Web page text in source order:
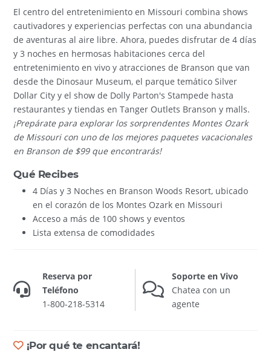
El centro del entretenimiento en Missouri combina shows
cautivadores y experiencias perfectas con una abundancia
de aventuras al aire libre. Ahora, puedes disfrutar de 4 días
y 3 noches en hermosas habitaciones cerca del
entretenimiento en vivo y atracciones de Branson que van
desde the Dinosaur Museum, el parque temático Silver
Dollar City y el show de Dolly Parton's Stampede hasta
restaurantes y tiendas en Tanger Outlets Branson y malls.
¡Prepárate para explorar los sorprendentes Montes Ozark
de Missouri con uno de los mejores paquetes vacacionales
en Branson de $99 que encontrarás!
Qué Recibes
4 Días y 3 Noches en Branson Woods Resort, ubicado
en el corazón de los Montes Ozark en Missouri
Acceso a más de 100 shows y eventos
Lista extensa de comodidades
Reserva por
Teléfono
1-800-218-5314
Soporte en Vivo
Chatea con un
agente
¡Por qué te encantará!